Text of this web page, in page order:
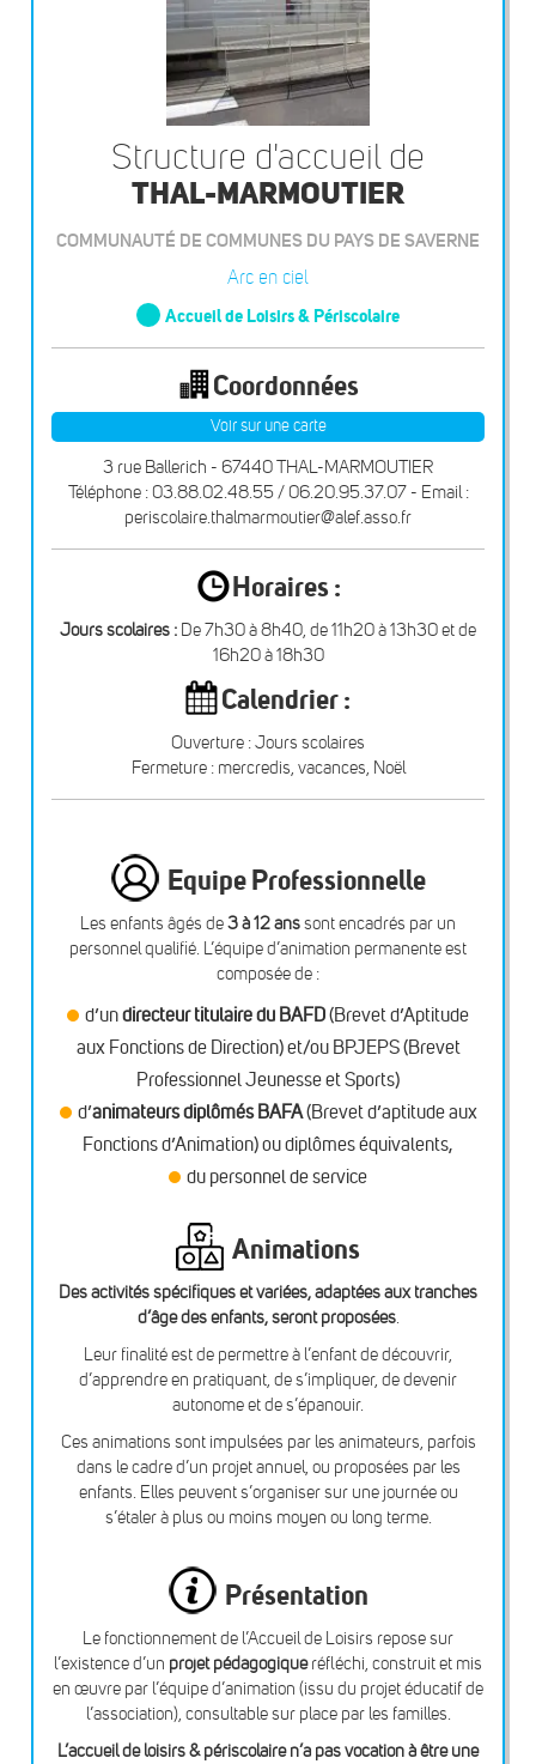
Structure d'accueil de
THAL-MARMOUTIER
COMMUNAUTÉ DE COMMUNES DU PAYS DE SAVERNE
Arc en ciel
Accueil de Loisirs & Périscolaire
Coordonnées
Voir sur une carte
3 rue Ballerich - 67440 THAL-MARMOUTIER
Téléphone : 03.88.02.48.55 / 06.20.95.37.07 - Email :
periscolaire.thalmarmoutier@alef.asso.fr
Horaires :
Jours scolaires : De 7h30 à 8h40, de 11h20 à 13h30 et de
16h20 à 18h30
Calendrier :
Ouverture : Jours scolaires
Fermeture : mercredis, vacances, Noël
Equipe Professionnelle
Les enfants âgés de3 à 12 anssont encadrés par un
personnel qualifié. L’équipe d’animation permanente est
composée de :
d’undirecteur titulaire du BAFD(Brevet d’Aptitude
aux Fonctions de Direction) et/ou BPJEPS (Brevet
Professionnel Jeunesse et Sports)
d’animateurs diplômés BAFA(Brevet d’aptitude aux
Fonctions d’Animation) ou diplômes équivalents,
du personnel de service
Animations
Des activités spécifiques et variées, adaptées aux tranches
d’âge des enfants, seront proposées.
Leur finalité est de permettre à l’enfant de découvrir,
d’apprendre en pratiquant, de s’impliquer, de devenir
autonome et de s’épanouir.
Ces animations sont impulsées par les animateurs, parfois
dans le cadre d’un projet annuel, ou proposées par les
enfants. Elles peuvent s’organiser sur une journée ou
s’étaler à plus ou moins moyen ou long terme.
Présentation
Le fonctionnement de l’Accueil de Loisirs repose sur
l’existence d’un projet pédagogiqueréfléchi, construit et mis
en œuvre par l’équipe d’animation (issu du projet éducatif de
l’association), consultable sur place par les familles.
L’accueil de loisirs & périscolaire n’a pas vocation à être une